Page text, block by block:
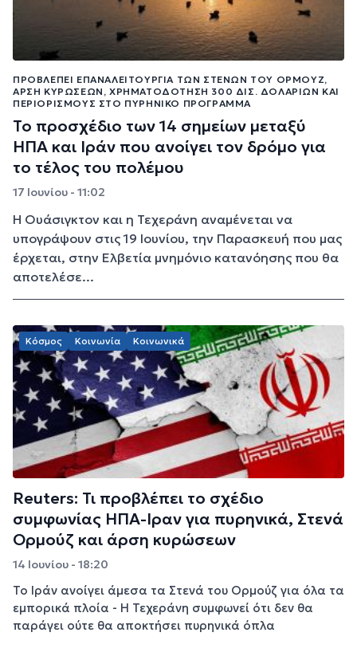
ΠΡΟΒΛΈΠΕΙ ΕΠΑΝΑΛΕΙΤΟΥΡΓΊΑ ΤΩΝ ΣΤΕΝΏΝ ΤΟΥ ΟΡΜΟΎΖ,
ΆΡΣΗ ΚΥΡΏΣΕΩΝ, ΧΡΗΜΑΤΟΔΌΤΗΣΗ 300 ΔΙΣ. ΔΟΛΑΡΊΩΝ ΚΑΙ
ΠΕΡΙΟΡΙΣΜΟΎΣ ΣΤΟ ΠΥΡΗΝΙΚΌ ΠΡΌΓΡΑΜΜΑ
Το προσχέδιο των 14 σημείων μεταξύ
ΗΠΑ και Ιράν που ανοίγει τον δρόμο για
το τέλος του πολέμου
17 Ιουνίου - 11:02
Η Ουάσιγκτον και η Τεχεράνη αναμένεται να
υπογράψουν στις 19 Ιουνίου, την Παρασκευή που μας
έρχεται, στην Ελβετία μνημόνιο κατανόησης που θα
αποτελέσε...
Κόσμος Κοινωνία Κοινωνικά
Reuters: Τι προβλέπει το σχέδιο
συμφωνίας ΗΠΑ-Ιραν για πυρηνικά, Στενά
Ορμούζ και άρση κυρώσεων
14 Ιουνίου - 18:20
Το Ιράν ανοίγει άμεσα τα Στενά του Ορμούζ για όλα τα
εμπορικά πλοία - H Τεχεράνη συμφωνεί ότι δεν θα
παράγει ούτε θα αποκτήσει πυρηνικά όπλα